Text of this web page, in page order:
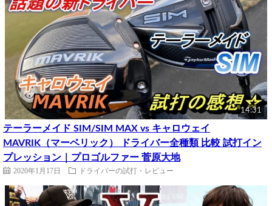
14:31
テーラーメイド SIM/SIM MAX vs キャロウェイ
MAVRIK（マーベリック） ドライバー全種類 比較 試打イン
プレッション｜プロゴルファー 菅原大地
2020年1月17日 ドライバーの試打・レビュー